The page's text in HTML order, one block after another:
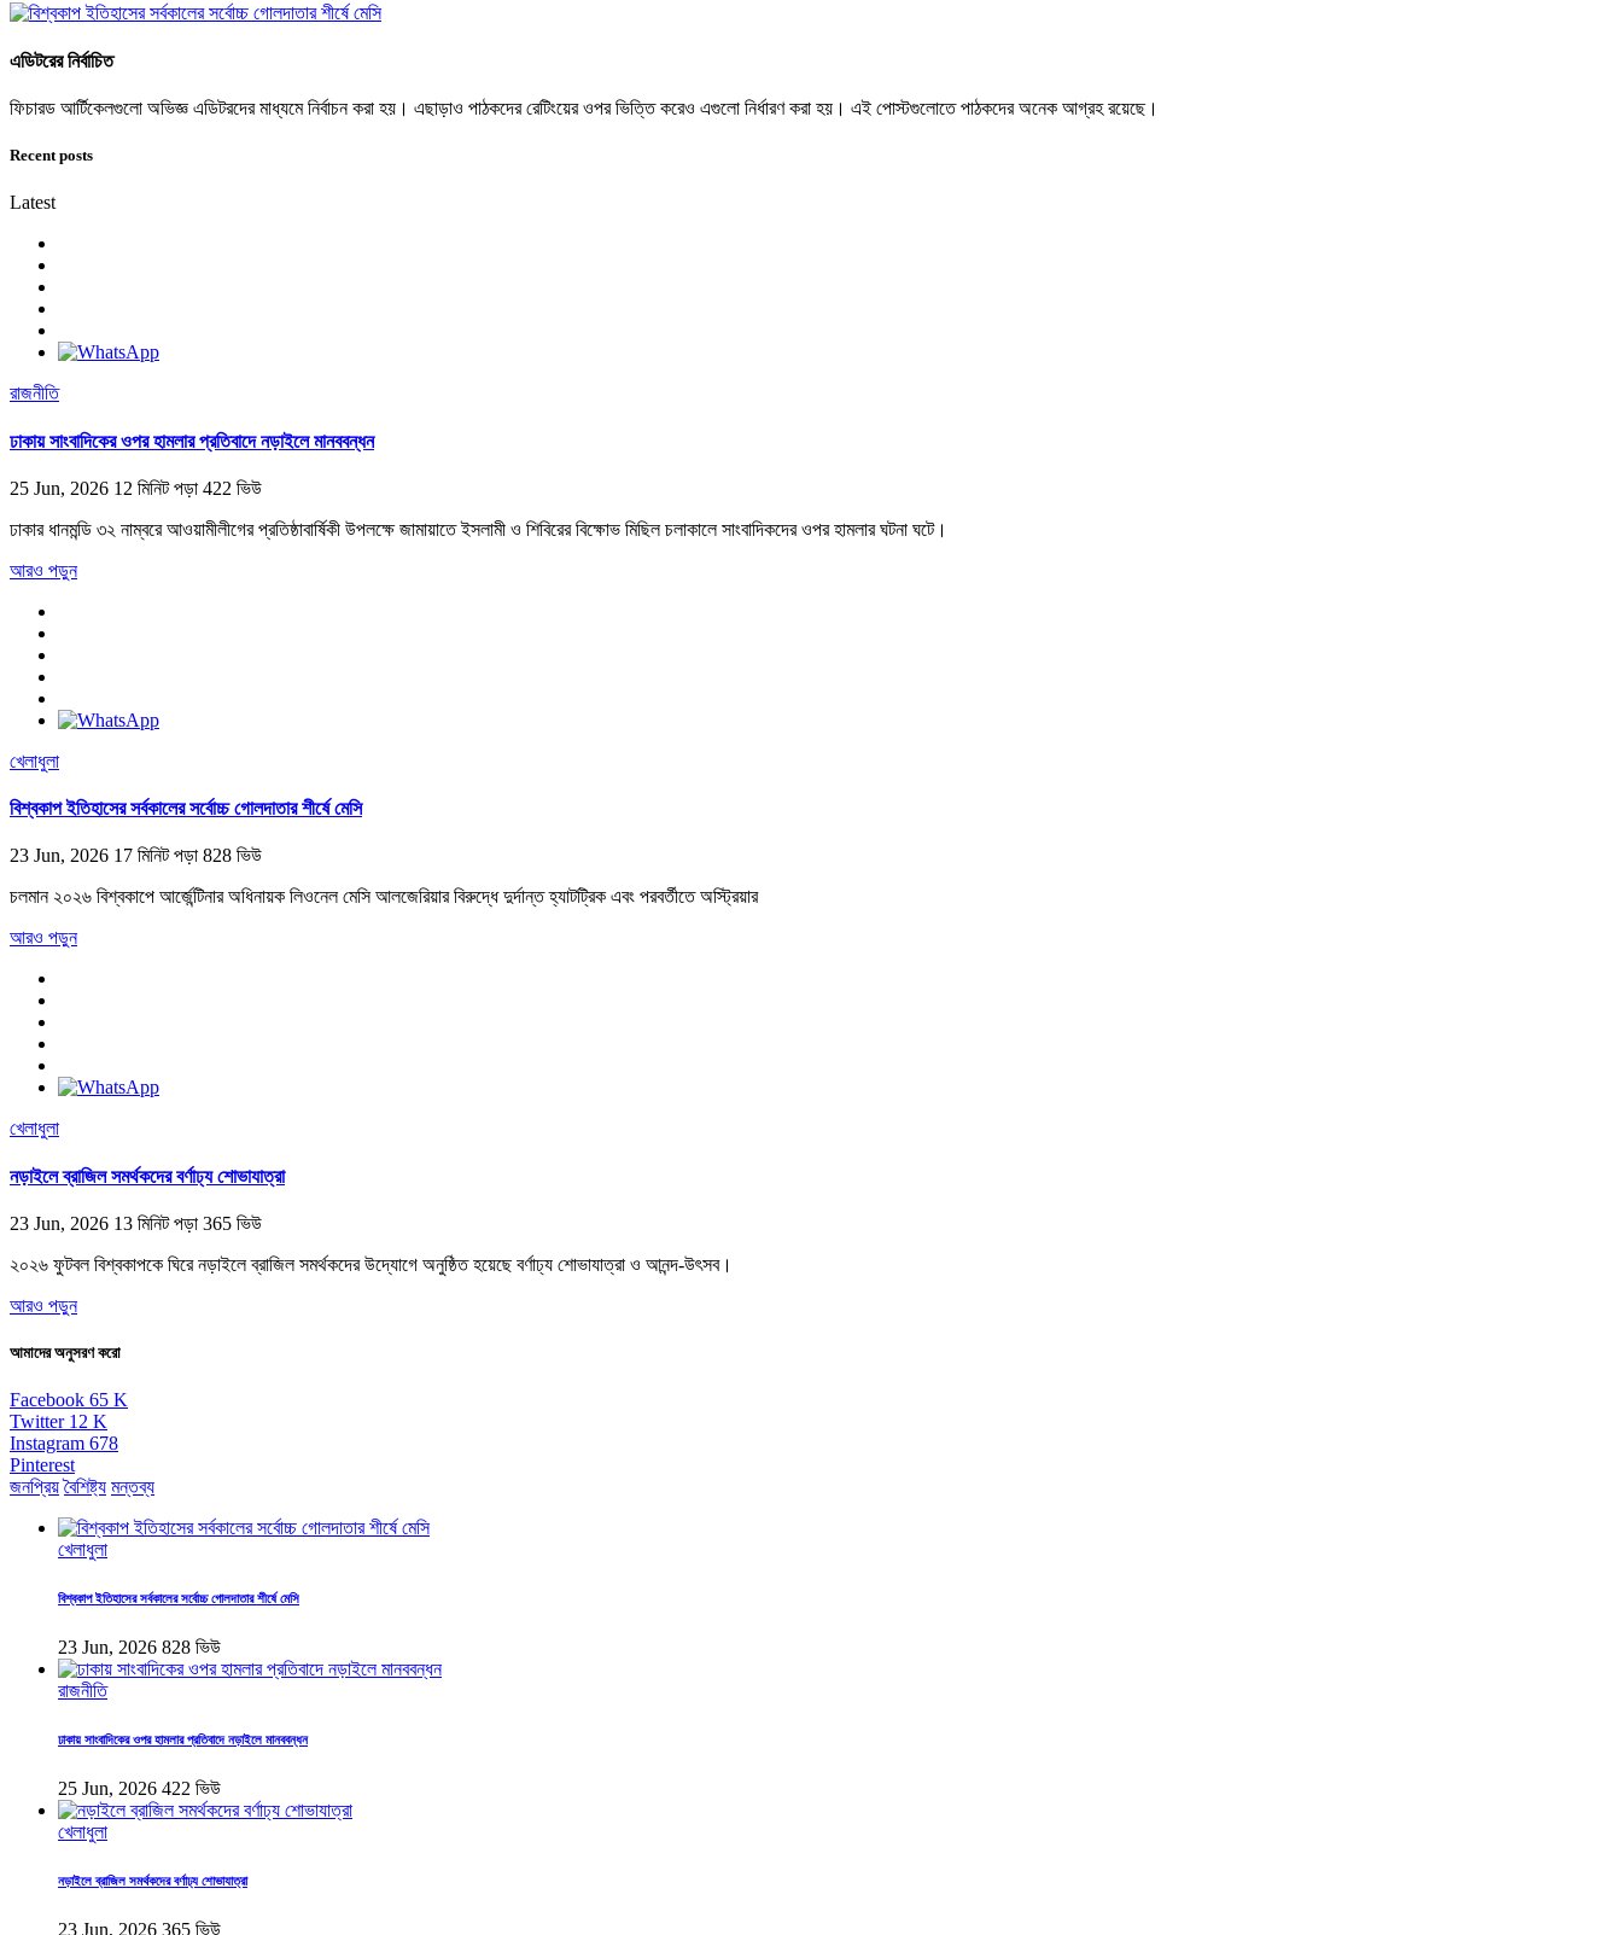
এডিটরের নির্বাচিত
ফিচারড আর্টিকেলগুলো অভিজ্ঞ এডিটরদের মাধ্যমে নির্বাচন করা হয়। এছাড়াও পাঠকদের রেটিংয়ের ওপর ভিত্তি করেও এগুলো নির্ধারণ করা হয়। এই পোস্টগুলোতে পাঠকদের অনেক আগ্রহ রয়েছে।
Recent posts
Latest
রাজনীতি
ঢাকায় সাংবাদিকের ওপর হামলার প্রতিবাদে নড়াইলে মানববন্ধন
25 Jun, 2026 12 মিনিট পড়া 422 ভিউ
ঢাকার ধানমন্ডি ৩২ নাম্বরে আওয়ামীলীগের প্রতিষ্ঠাবার্ষিকী উপলক্ষে জামায়াতে ইসলামী ও শিবিরের বিক্ষোভ মিছিল চলাকালে সাংবাদিকদের ওপর হামলার ঘটনা ঘটে।
আরও পড়ুন
খেলাধুলা
বিশ্বকাপ ইতিহাসের সর্বকালের সর্বোচ্চ গোলদাতার শীর্ষে মেসি
23 Jun, 2026 17 মিনিট পড়া 828 ভিউ
চলমান ২০২৬ বিশ্বকাপে আর্জেন্টিনার অধিনায়ক লিওনেল মেসি আলজেরিয়ার বিরুদ্ধে দুর্দান্ত হ্যাটট্রিক এবং পরবর্তীতে অস্ট্রিয়ার
আরও পড়ুন
খেলাধুলা
নড়াইলে ব্রাজিল সমর্থকদের বর্ণাঢ্য শোভাযাত্রা
23 Jun, 2026 13 মিনিট পড়া 365 ভিউ
২০২৬ ফুটবল বিশ্বকাপকে ঘিরে নড়াইলে ব্রাজিল সমর্থকদের উদ্যোগে অনুষ্ঠিত হয়েছে বর্ণাঢ্য শোভাযাত্রা ও আনন্দ-উৎসব।
আরও পড়ুন
আমাদের অনুসরণ করো
Facebook 65 K
Twitter 12 K
Instagram 678
Pinterest
জনপ্রিয় বৈশিষ্ট্য মন্তব্য
খেলাধুলা
বিশ্বকাপ ইতিহাসের সর্বকালের সর্বোচ্চ গোলদাতার শীর্ষে মেসি
23 Jun, 2026 828 ভিউ
রাজনীতি
ঢাকায় সাংবাদিকের ওপর হামলার প্রতিবাদে নড়াইলে মানববন্ধন
25 Jun, 2026 422 ভিউ
খেলাধুলা
নড়াইলে ব্রাজিল সমর্থকদের বর্ণাঢ্য শোভাযাত্রা
23 Jun, 2026 365 ভিউ